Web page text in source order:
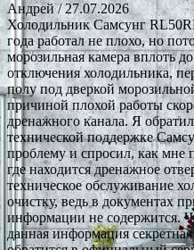
Андрей/ 27.07.2026
Холодильник Самсунг
года работал не плохо, но
морозильная камера вплоть
отключения холодильника,
полу под дверкой
причиной плохой работы
дренажного канала. Я
технической поддержке
проблему и спросил, как мне
где находится дренажное
техническое обслуживание
очистку, ведь в документах
информации не содержится.
данная информация